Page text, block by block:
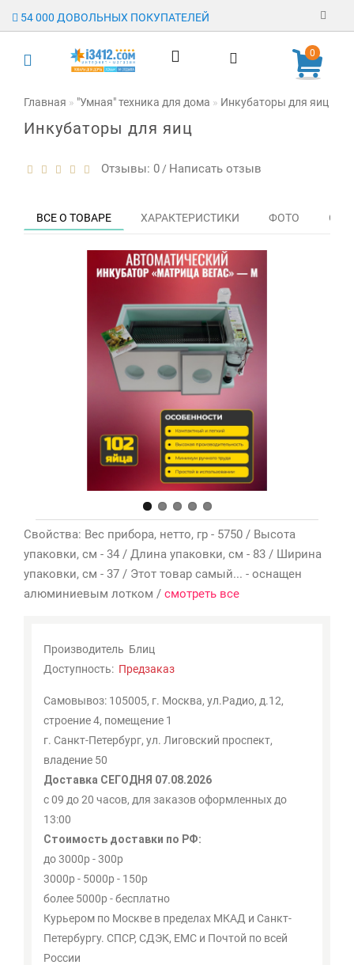
54 000 ДОВОЛЬНЫХ ПОКУПАТЕЛЕЙ
Регистрация
0
Главная "Умная" техника для дома Инкубаторы для яиц
Инкубаторы для яиц
Отзывы: 0 / Написать отзыв
ВСЕ О ТОВАРЕ ХАРАКТЕРИСТИКИ ФОТО
Свойства: Вес прибора, нетто, гр - 5750 / Высота
упаковки, см - 34 / Длина упаковки, см - 83 / Ширина
упаковки, см - 37 / Этот товар самый... - оснащен
алюминиевым лотком / смотреть все
Производитель Блиц
Доступность: Предзаказ
Самовывоз: 105005, г. Москва, ул.Радио, д.12,
строение 4, помещение 1
г. Санкт-Петербург, ул. Лиговский проспект,
владение 50
Доставка СЕГОДНЯ 07.08.2026
с 09 до 20 часов, для заказов оформленных до
13:00
Стоимость доставки по РФ:
до 3000р - 300р
3000р - 5000р - 150р
более 5000р - бесплатно
Курьером по Москве в пределах МКАД и Санкт-
Петербургу. СПСР, СДЭК, ЕМС и Почтой по всей
России